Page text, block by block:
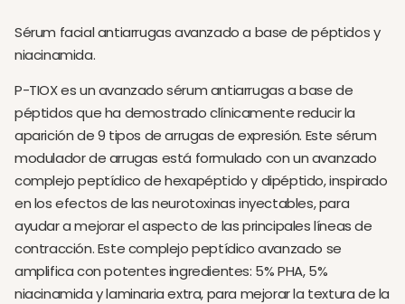
Sérum facial antiarrugas avanzado a base de péptidos y
niacinamida.
P-TIOX es un avanzado sérum antiarrugas a base de
péptidos que ha demostrado clínicamente reducir la
aparición de 9 tipos de arrugas de expresión. Este sérum
modulador de arrugas está formulado con un avanzado
complejo peptídico de hexapéptido y dipéptido, inspirado
en los efectos de las neurotoxinas inyectables, para
ayudar a mejorar el aspecto de las principales líneas de
contracción. Este complejo peptídico avanzado se
amplifica con potentes ingredientes: 5% PHA, 5%
niacinamida y laminaria extra, para mejorar la textura de la